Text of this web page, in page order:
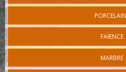
FAÏENCE
MARBRE